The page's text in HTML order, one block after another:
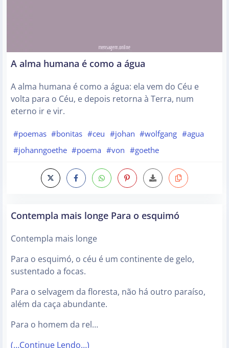
A alma humana é como a água
A alma humana é como a água: ela vem do Céu e
volta para o Céu, e depois retorna à Terra, num
eterno ir e vir.
#poemas #bonitas #ceu #johan #wolfgang #agua
#johanngoethe #poema #von #goethe
Contempla mais longe Para o esquimó
Contempla mais longe
Para o esquimó, o céu é um continente de gelo,
sustentado a focas.
Para o selvagem da floresta, não há outro paraíso,
além da caça abundante.
Para o homem da rel…
(…Continue Lendo…)